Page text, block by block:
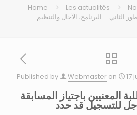
Home Les actualités
الثاني – البرنامج، الآجال والتنظيم
Published by Webmaster on 17
المعنيين باجتياز المسابقة
للتسجيل قد حدد